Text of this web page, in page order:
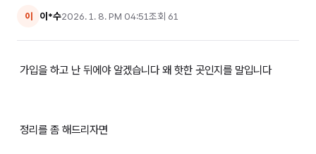
이 이*수2026. 1. 8. PM 04:51조회 61
가입을 하고 난 뒤에야 알겠습니다 왜 핫한 곳인지를 말입니다
정리를 좀 해드리자면